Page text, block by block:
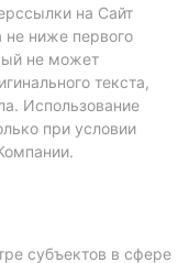
на Сайт
не ниже первого
не может
текста,
Использование
при условии
субъектов в сфере